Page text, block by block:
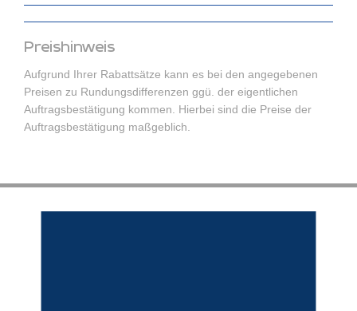
Preishinweis
Aufgrund Ihrer Rabattsätze kann es bei den angegebenen
Preisen zu Rundungsdifferenzen ggü. der eigentlichen
Auftragsbestätigung kommen. Hierbei sind die Preise der
Auftragsbestätigung maßgeblich.